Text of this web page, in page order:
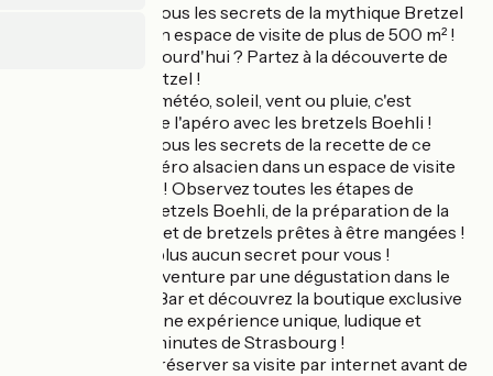
Venez découvrir tous les secrets de la mythique Bretzel
alsacienne dans un espace de visite de plus de 500 m² !
Envie de sortir aujourd'hui ? Partez à la découverte de
l'histoire de la Bretzel !
Quelle que soit la météo, soleil, vent ou pluie, c'est
toujours l'heure de l'apéro avec les bretzels Boehli !
Venez découvrir tous les secrets de la recette de ce
célèbre gâteau apéro alsacien dans un espace de visite
de plus de 500 m² ! Observez toutes les étapes de
fabrication des bretzels Boehli, de la préparation de la
pâte jusqu'au sachet de bretzels prêtes à être mangées !
La bretzel n'aura plus aucun secret pour vous !
Prolongez votre aventure par une dégustation dans le
convivial Bretzel'Bar et découvrez la boutique exclusive
Shop'in Bretzel. Une expérience unique, ludique et
gourmande à 30 minutes de Strasbourg !
Il est conseillé de réserver sa visite par internet avant de